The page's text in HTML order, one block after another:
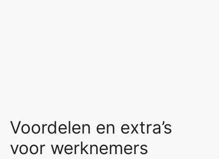
Voordelen en extra’s
voor werknemers